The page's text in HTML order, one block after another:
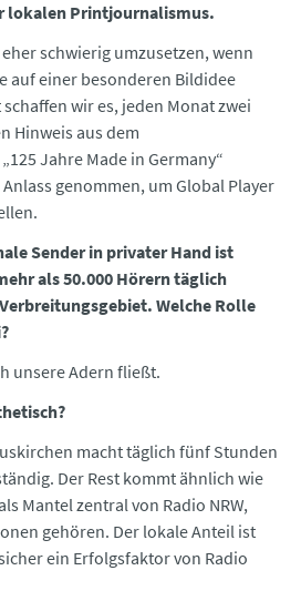
lokalen Printjournalismus.
schwierig umzusetzen, wenn
auf einer besonderen Bildidee
wir es, jeden Monat zwei
Hinweis aus dem
Jahre Made in Germany“
genommen, um Global Player
Sender in privater Hand ist
als 50.000 Hörern täglich
Welche Rolle
unsere Adern fließt.
macht täglich fünf Stunden
Der Rest kommt ähnlich wie
Mantel zentral von Radio NRW,
gehören. Der lokale Anteil ist
ein Erfolgsfaktor von Radio